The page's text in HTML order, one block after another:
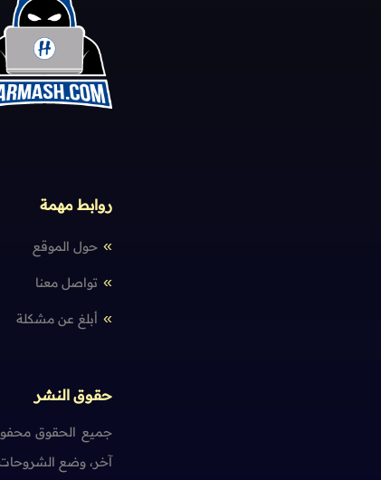
روابط مهمة
حول الموقع
تواصل معنا
أبلغ عن مشكلة
حقوق النشر
جميع الحقوق
آخر، وضع